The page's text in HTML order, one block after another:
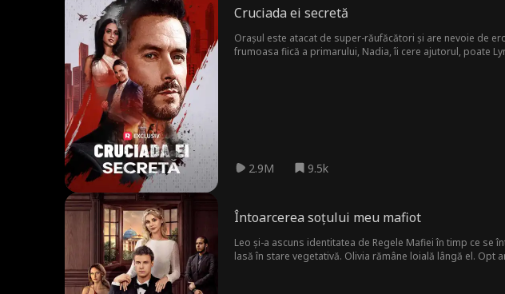
Cruciada ei secretă
Orașul este atacat de super-răufăcători și are nevoie de
frumoasa fiică a primarului, Nadia, îi cere ajutorul, poate
2.9M 9.5k
Întoarcerea soțului meu mafiot
Leo și-a ascuns identitatea de Regele Mafiei în timp ce se
lasă în stare vegetativă. Olivia rămâne loială lângă el. Opt